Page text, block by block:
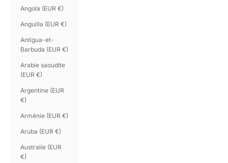
Angola (EUR €)
Anguilla (EUR €)
Antigua-et-
Barbuda (EUR €)
Arabie saoudite
(EUR €)
Argentine (EUR
€)
Arménie (EUR €)
Aruba (EUR €)
Australie (EUR
€)